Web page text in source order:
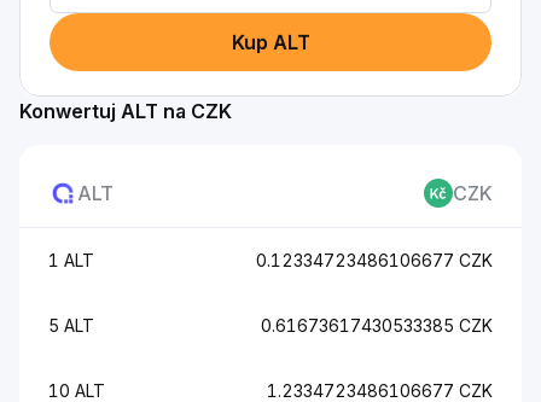
Kup ALT
Konwertuj ALT na CZK
ALT CZK
1 ALT 0.12334723486106677 CZK
5 ALT 0.61673617430533385 CZK
10 ALT 1.2334723486106677 CZK